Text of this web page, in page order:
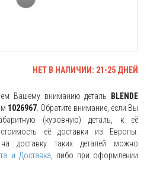
НЕТ В НАЛИЧИИ: 21-25 ДНЕЙ
Вашему вниманию деталь
BLENDE
1026967 . Обратите внимание, если Вы
(кузовную) деталь, к её
её доставки из Европы.
доставку таких деталей можно
и Доставка , либо при оформлении